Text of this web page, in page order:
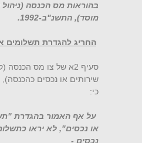
בהוראות מס הכנסה
מוסד), התשנ"ב-1992.
החריג להגדרת תשלומים
סעיף 2א של צו מס
כי:
על אף האמור בהגדרת
או נכסים", לא יראו
נכסים -